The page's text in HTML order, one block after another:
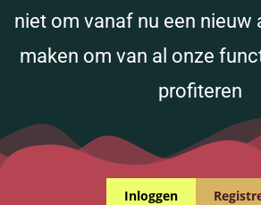
niet om vanaf nu een nieuw
maken om van al onze
profiteren
Inloggen